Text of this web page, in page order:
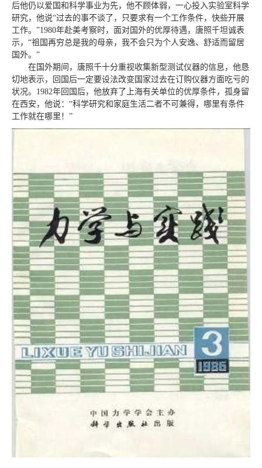
后他仍以爱国和科学事业为先，他不顾体弱，一心投入实验室科学
研究，他说“过去的事不谈了，只要求有一个工作条件，快些开展
工作。”1980年赴美考察时，面对国外的优厚待遇，唐照千坦诚表
示，“祖国再穷总是我的母亲，我不会只为个人安逸、舒适而留居
国外。”
在国外期间，唐照千十分重视收集新型测试仪器的信息，他恳
切地表示，回国后一定要设法改变国家过去在订购仪器方面吃亏的
状况。1982年回国后，他放弃了上海有关单位的优厚条件，孤身留
在西安，他说：“科学研究和家庭生活二者不可兼得，哪里有条件
工作就在哪里！”